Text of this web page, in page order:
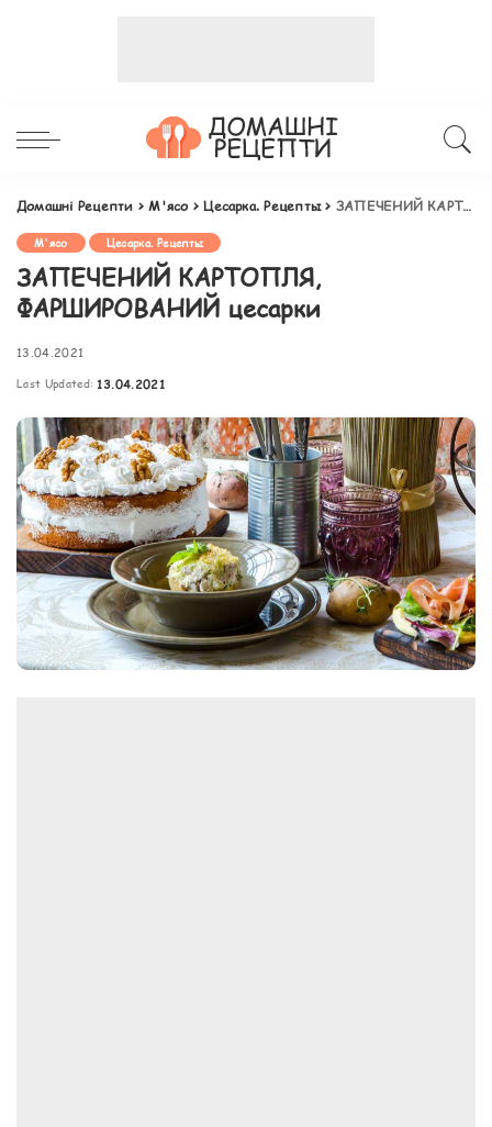
Домашні Рецепти >М'ясо>Цесарка. Рецепты> ЗАПЕЧЕНИЙ КАРТОПЛЯ, ФАРШИРОВАНИЙ цесарки
М'ясо Цесарка. Рецепты
ЗАПЕЧЕНИЙ КАРТОПЛЯ,
ФАРШИРОВАНИЙ цесарки
13.04.2021
Last Updated: 13.04.2021